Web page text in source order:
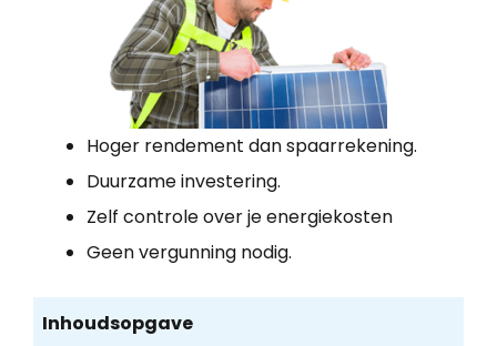
Hoger rendement dan spaarrekening.
Duurzame investering.
Zelf controle over je energiekosten
Geen vergunning nodig.
Inhoudsopgave